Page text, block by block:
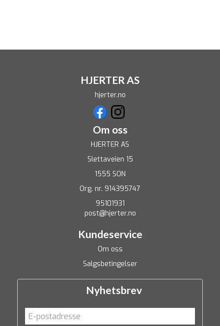
HJERTER AS
hjerter.no
Om oss
HJERTER AS
Slettaveien 15
1555 SON
Org. nr. 914395747
95101931
post@hjerter.no
Kundeservice
Om oss
Salgsbetingelser
Nyhetsbrev